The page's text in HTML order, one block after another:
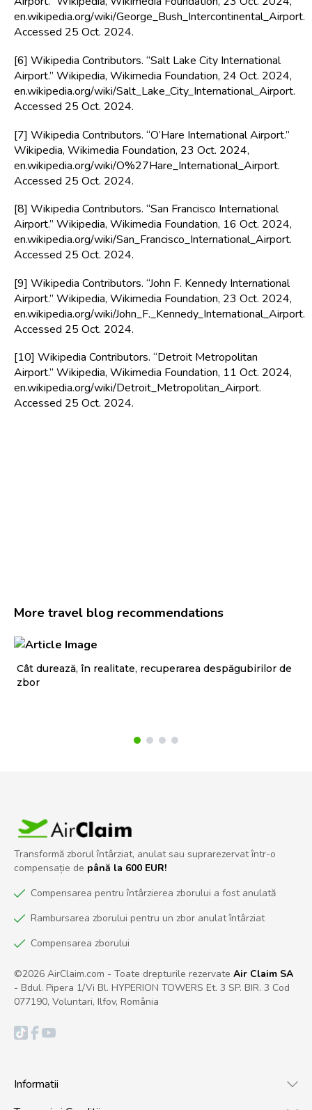
en.wikipedia.org/wiki/George_Bush_Intercontinental_Airport.
Accessed 25 Oct. 2024.
[6] Wikipedia Contributors. “Salt Lake City International
Airport.” Wikipedia, Wikimedia Foundation, 24 Oct. 2024,
en.wikipedia.org/wiki/Salt_Lake_City_International_Airport.
Accessed 25 Oct. 2024.
[7] Wikipedia Contributors. “O’Hare International Airport.”
Wikipedia, Wikimedia Foundation, 23 Oct. 2024,
en.wikipedia.org/wiki/O%27Hare_International_Airport.
Accessed 25 Oct. 2024.
[8] Wikipedia Contributors. “San Francisco International
Airport.” Wikipedia, Wikimedia Foundation, 16 Oct. 2024,
en.wikipedia.org/wiki/San_Francisco_International_Airport.
Accessed 25 Oct. 2024.
[9] Wikipedia Contributors. “John F. Kennedy International
Airport.” Wikipedia, Wikimedia Foundation, 23 Oct. 2024,
en.wikipedia.org/wiki/John_F._Kennedy_International_Airport.
Accessed 25 Oct. 2024.
[10] Wikipedia Contributors. “Detroit Metropolitan
Airport.” Wikipedia, Wikimedia Foundation, 11 Oct. 2024,
en.wikipedia.org/wiki/Detroit_Metropolitan_Airport.
Accessed 25 Oct. 2024.
More travel blog recommendations
Cât durează, în realitate, recuperarea despăgubirilor de
zbor
Transformă zborul întârziat, anulat sau suprarezervat într-o
compensație de până la 600 EUR!
Compensarea pentru întârzierea zborului a fost anulată
Rambursarea zborului pentru un zbor anulat întârziat
Compensarea zborului
©2026 AirClaim.com - Toate drepturile rezervate Air Claim SA
- Bdul. Pipera 1/Vi Bl. HYPERION TOWERS Et. 3 SP. BIR. 3 Cod
077190, Voluntari, Ilfov, România
Informatii